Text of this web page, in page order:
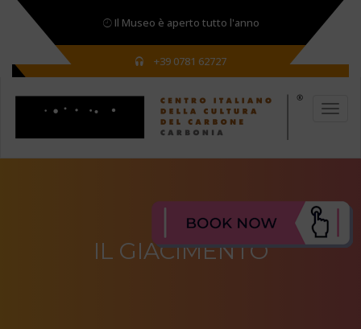
Il Museo è aperto tutto l'anno
+39 0781 62727
IL GIACIMENTO